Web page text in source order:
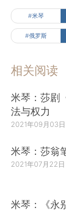
#米琴
#俄罗斯
相关阅读
米琴：莎剧
法与权力
2021年09月03日
米琴：莎翁
2021年07月22日
米琴：《永